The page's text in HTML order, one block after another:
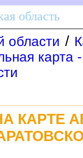
область
области /
карта
КАРТЕ